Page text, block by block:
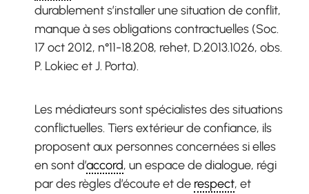
durablement s’installer une situation de conflit,
manque à ses obligations contractuelles (Soc.
17 oct 2012, n°11-18.208, rehet, D.2013.1026, obs.
P. Lokiec et J. Porta).
Les médiateurs sont spécialistes des situations
conflictuelles. Tiers extérieur de confiance, ils
proposent aux personnes concernées si elles
en sont d’accord, un espace de dialogue, régi
par des règles d’écoute et de respect, et